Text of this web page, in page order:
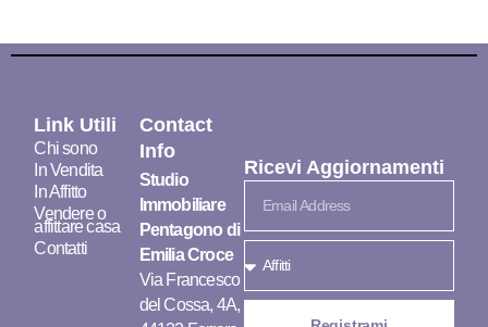
Link Utili
Chi sono
In Vendita
In Affitto
Vendere o
affittare casa
Contatti
Contact
Info
Studio
Immobiliare
Pentagono di
Emilia Croce
Via Francesco
del Cossa, 4A,
Ricevi Aggiornamenti